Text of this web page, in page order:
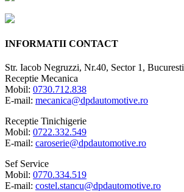
INFORMATII CONTACT
Str. Iacob Negruzzi, Nr.40, Sector 1, Bucuresti
Receptie Mecanica
Mobil: 0730.712.838
E-mail: mecanica@dpdautomotive.ro
Receptie Tinichigerie
Mobil: 0722.332.549
E-mail: caroserie@dpdautomotive.ro
Sef Service
Mobil: 0770.334.519
E-mail: costel.stancu@dpdautomotive.ro